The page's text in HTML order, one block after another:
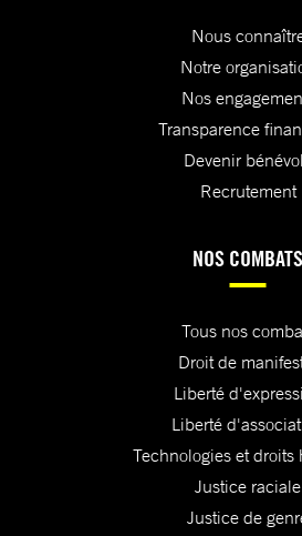
Nous
Notre
Nos
Transparence
Devenir
Recrutement
NOS COMBATS
Tous nos
Droit de
Liberté
Liberté
Technologies et droits
Justice raciale
Justice de